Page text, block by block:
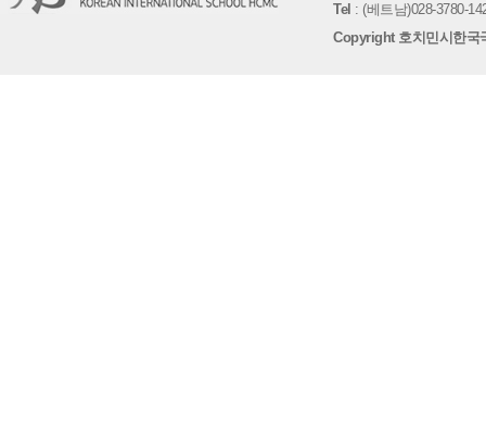
Tel : (베트남)028-3780-
Copyright 호치민시한국